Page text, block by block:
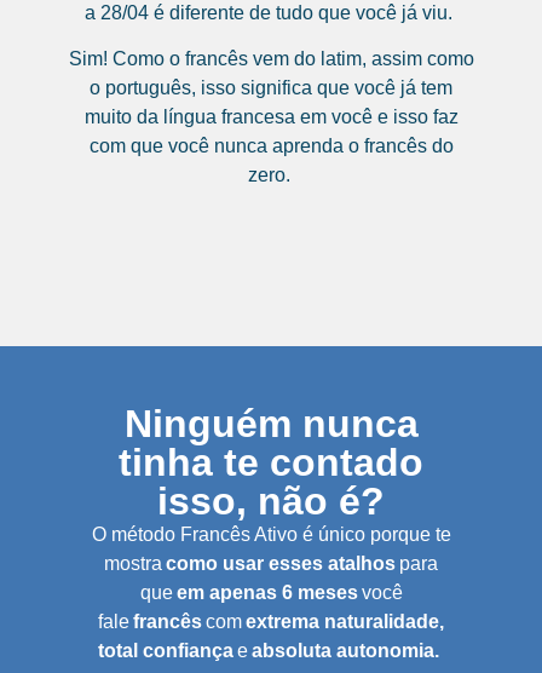
a 28/04 é diferente de tudo que você já viu.
Sim! Como o francês vem do latim, assim como
o português, isso significa que você já tem
muito da língua francesa em você e isso faz
com que você nunca aprenda o francês do
zero.
Ninguém nunca
tinha te contado
isso, não é?
O método Francês Ativo é único porque te
mostra como usar esses atalhos para
queem apenas 6 mesesvocê
falefrancêscomextrema naturalidade,
total confiançaeabsoluta autonomia.